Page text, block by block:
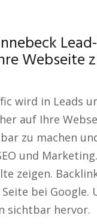
Webseite
wird in Leads
auf Ihre
zu machen
und
zeigen.
bei Google.
sichtbar hervor.